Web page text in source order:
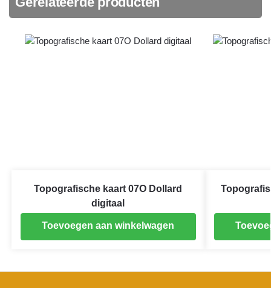
Topografische kaart 07O Dollard
digitaal
Toevoegen aan winkelwagen